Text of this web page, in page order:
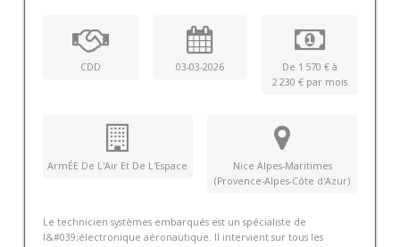
CDD 03-03-2026
De 1 570 € à
2 230 € par mois
ArmÉE De L'Air Et De L'Espace
Nice Alpes-Maritimes
(Provence-Alpes-Côte d'Azur)
Le technicien systèmes embarqués est un spécialiste de
l&#039;électronique aéronautique. Il intervient sur tous les